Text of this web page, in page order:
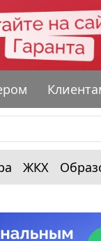
ЖКХ